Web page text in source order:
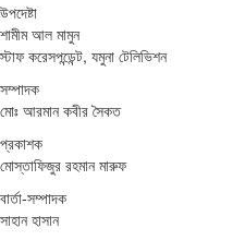
উপদেষ্টা
শামীম আল মামুন
স্টাফ করেসপন্ডেন্ট, যমুনা টেলিভিশন
সম্পাদক
মোঃ আরমান কবীর সৈকত
প্রকাশক
মোস্তাফিজুর রহমান মারুফ
বার্তা-সম্পাদক
সাহান হাসান